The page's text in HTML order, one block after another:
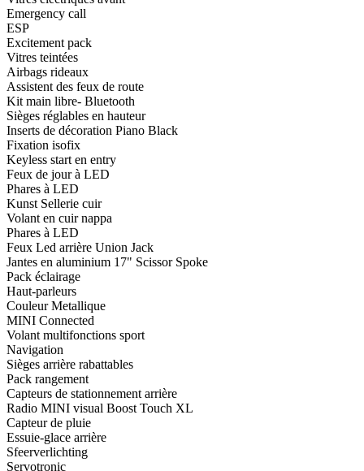
Emergency call
ESP
Excitement pack
Vitres teintées
Airbags rideaux
Assistent des feux de route
Kit main libre- Bluetooth
Sièges réglables en hauteur
Inserts de décoration Piano Black
Fixation isofix
Keyless start en entry
Feux de jour à LED
Phares à LED
Kunst Sellerie cuir
Volant en cuir nappa
Phares à LED
Feux Led arrière Union Jack
Jantes en aluminium 17" Scissor Spoke
Pack éclairage
Haut-parleurs
Couleur Metallique
MINI Connected
Volant multifonctions sport
Navigation
Sièges arrière rabattables
Pack rangement
Capteurs de stationnement arrière
Radio MINI visual Boost Touch XL
Capteur de pluie
Essuie-glace arrière
Sfeerverlichting
Servotronic